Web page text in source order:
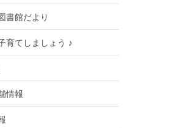
書館だより
育てしましょう ♪
情報